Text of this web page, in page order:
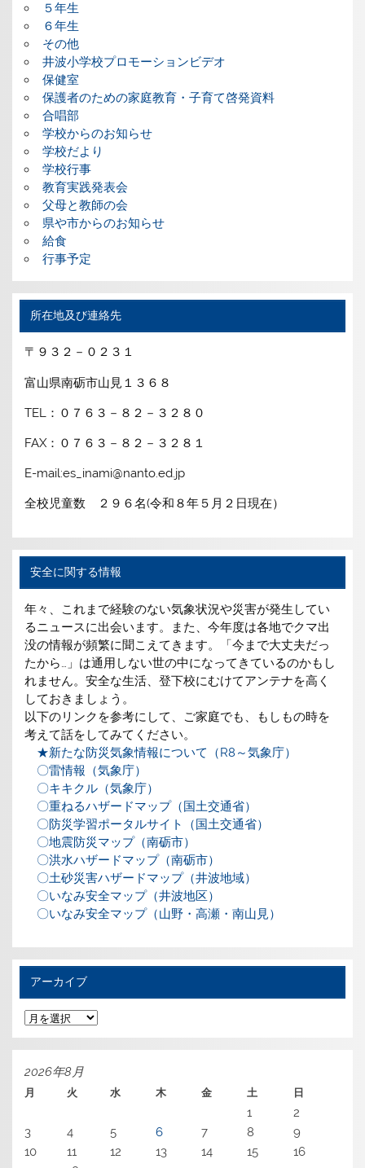
５年生
６年生
その他
井波小学校プロモーションビデオ
保健室
保護者のための家庭教育・子育て啓発資料
合唱部
学校からのお知らせ
学校だより
学校行事
教育実践発表会
父母と教師の会
県や市からのお知らせ
給食
行事予定
所在地及び連絡先
〒９３２－０２３１
富山県南砺市山見１３６８
TEL：０７６３－８２－３２８０
FAX：０７６３－８２－３２８１
E-mail:es_inami@nanto.ed.jp
全校児童数 ２９６名(令和８年５月２日現在）
安全に関する情報
年々、これまで経験のない気象状況や災害が発生してい
るニュースに出会います。また、今年度は各地でクマ出
没の情報が頻繁に聞こえてきます。「今まで大丈夫だっ
たから…」は通用しない世の中になってきているのかもし
れません。安全な生活、登下校にむけてアンテナを高く
しておきましょう。
以下のリンクを参考にして、ご家庭でも、もしもの時を
考えて話をしてみてください。
★新たな防災気象情報について（R8～気象庁）
〇雷情報（気象庁）
〇キキクル（気象庁）
〇重ねるハザードマップ（国土交通省）
〇防災学習ポータルサイト（国土交通省）
〇地震防災マップ（南砺市）
〇洪水ハザードマップ（南砺市）
〇土砂災害ハザードマップ（井波地域）
〇いなみ安全マップ（井波地区）
〇いなみ安全マップ（山野・高瀬・南山見）
アーカイブ
ア
ー
カ
イ
2026年8月
月 火 水 木 金 土 日
1
2
3
4 5 6 7 8
9
10
11 12 13 14 15
16